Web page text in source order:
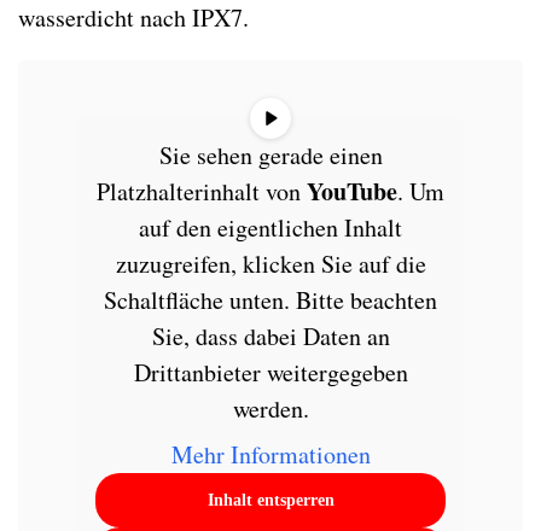
wasserdicht nach IPX7.
Sie sehen gerade einen
Platzhalterinhalt vonYouTube. Um
auf den eigentlichen Inhalt
zuzugreifen, klicken Sie auf die
Schaltfläche unten. Bitte beachten
Sie, dass dabei Daten an
Drittanbieter weitergegeben
werden.
Mehr Informationen
Inhalt entsperren